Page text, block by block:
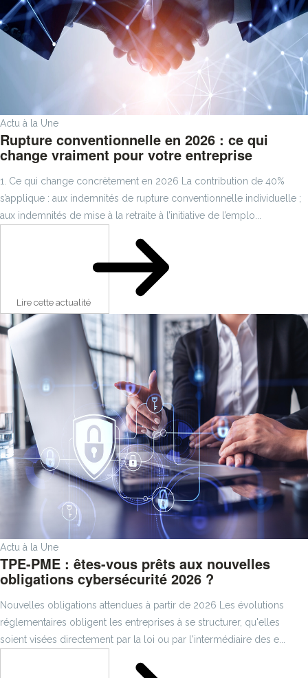
Actu à la Une
Rupture conventionnelle en 2026 : ce qui
change vraiment pour votre entreprise
1. Ce qui change concrètement en 2026 La contribution de 40%
s’applique : aux indemnités de rupture conventionnelle individuelle ;
aux indemnités de mise à la retraite à l’initiative de l’emplo...
Lire cette actualité
Actu à la Une
TPE-PME : êtes-vous prêts aux nouvelles
obligations cybersécurité 2026 ?
Nouvelles obligations attendues à partir de 2026 Les évolutions
réglementaires obligent les entreprises à se structurer, qu'elles
soient visées directement par la loi ou par l'intermédiaire des e...